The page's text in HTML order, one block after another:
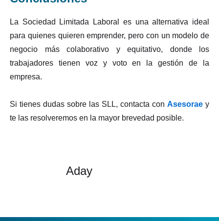
La Sociedad Limitada Laboral es una alternativa ideal
para quienes quieren emprender, pero con un modelo de
negocio más colaborativo y equitativo, donde los
trabajadores tienen voz y voto en la gestión de la
empresa.
Si tienes dudas sobre las SLL, contacta con Asesorae y
te las resolveremos en la mayor brevedad posible.
Aday